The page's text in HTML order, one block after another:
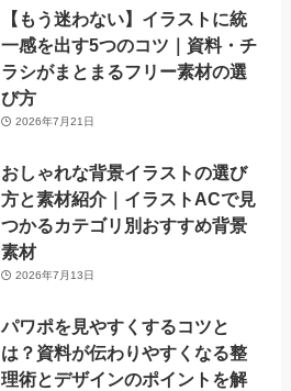
【もう迷わない】イラストに統
一感を出す5つのコツ｜資料・チ
ラシがまとまるフリー素材の選
び方
2026年7月21日
おしゃれな背景イラストの選び
方と素材紹介｜イラストACで見
つかるカテゴリ別おすすめ背景
素材
2026年7月13日
パワポを見やすくするコツと
は？資料が伝わりやすくなる整
理術とデザインのポイントを解